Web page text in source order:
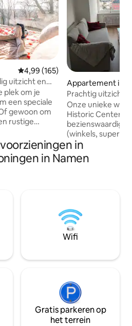
Gemiddelde beoordeling van
4,99 (165)
uitzicht en
plek om je
een speciale
gewoon om
rustige
gelegen in
op
het centrum
uitgerust met
open haard
Appartement in
Prachtig uitzicht
Onze unieke
Historic Center.
(winkels, supermarkten,
restaurants, bars,
ziekenhuizen en
verblijf
citadel en de
Sambre). Het is
zoete Namen en
ontdekken.
in
in Namen
Wifi
Gratis parkeren op
het terrein